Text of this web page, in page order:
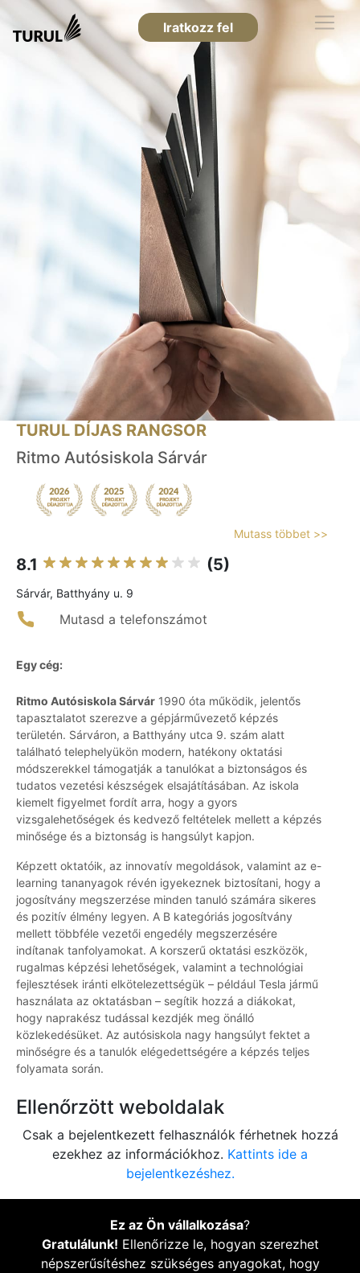
Iratkozz fel
TURUL DÍJAS RANGSOR
Ritmo Autósiskola Sárvár
Mutass többet >>
8.1 (5)
Sárvár, Batthyány u. 9
Mutasd a telefonszámot
Egy cég:
Ritmo Autósiskola Sárvár 1990 óta működik, jelentős
tapasztalatot szerezve a gépjárművezető képzés
területén. Sárváron, a Batthyány utca 9. szám alatt
található telephelyükön modern, hatékony oktatási
módszerekkel támogatják a tanulókat a biztonságos és
tudatos vezetési készségek elsajátításában. Az iskola
kiemelt figyelmet fordít arra, hogy a gyors
vizsgalehetőségek és kedvező feltételek mellett a képzés
minősége és a biztonság is hangsúlyt kapjon.
Képzett oktatóik, az innovatív megoldások, valamint az e-
learning tananyagok révén igyekeznek biztosítani, hogy a
jogosítvány megszerzése minden tanuló számára sikeres
és pozitív élmény legyen. A B kategóriás jogosítvány
mellett többféle vezetői engedély megszerzésére
indítanak tanfolyamokat. A korszerű oktatási eszközök,
rugalmas képzési lehetőségek, valamint a technológiai
fejlesztések iránti elkötelezettségük – például Tesla jármű
használata az oktatásban – segítik hozzá a diákokat,
hogy naprakész tudással kezdjék meg önálló
közlekedésüket. Az autósiskola nagy hangsúlyt fektet a
minőségre és a tanulók elégedettségére a képzés teljes
folyamata során.
Ellenőrzött weboldalak
Csak a bejelentkezett felhasználók férhetnek hozzá
ezekhez az információkhoz. Kattints ide a
bejelentkezéshez.
Ez az Ön vállalkozása?
Gratulálunk! Ellenőrizze le, hogyan szerezhet
népszerűsítéshez szükséges anyagokat, hogy